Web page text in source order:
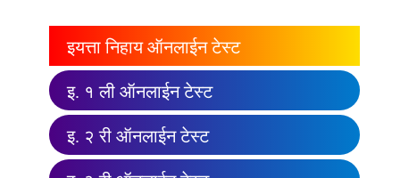
इयत्ता निहाय ऑनलाईन टेस्ट
इ. १ ली ऑनलाईन टेस्ट
इ. २ री ऑनलाईन टेस्ट